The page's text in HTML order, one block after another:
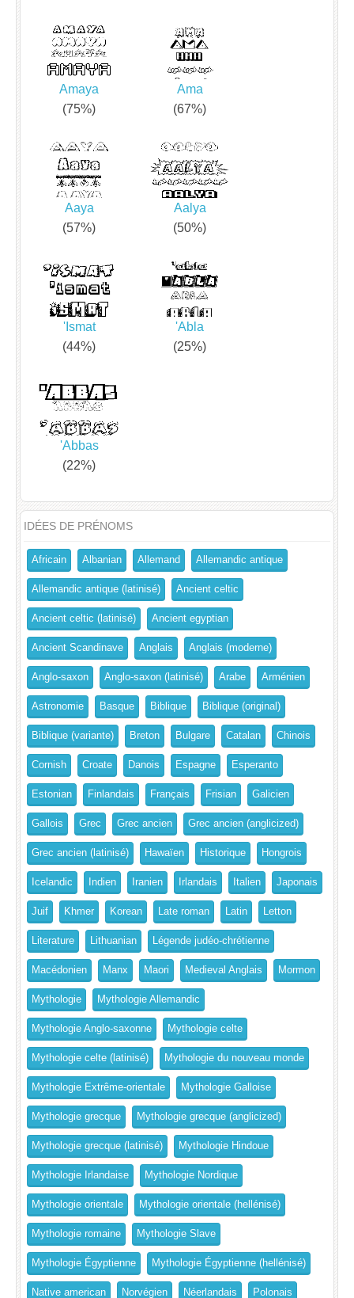
Amaya
(75%)
Ama
(67%)
Aaya
(57%)
Aalya
(50%)
'Ismat
(44%)
'Abla
(25%)
'Abbas
(22%)
IDÉES DE PRÉNOMS
Africain Albanian Allemand Allemandic antique
Allemandic antique (latinisé) Ancient celtic
Ancient celtic (latinisé) Ancient egyptian
Ancient Scandinave Anglais Anglais (moderne)
Anglo-saxon Anglo-saxon (latinisé) Arabe Arménien
Astronomie Basque Biblique Biblique (original)
Biblique (variante) Breton Bulgare Catalan Chinois
Cornish Croate Danois Espagne Esperanto
Estonian Finlandais Français Frisian Galicien
Gallois Grec Grec ancien Grec ancien (anglicized)
Grec ancien (latinisé) Hawaïen Historique Hongrois
Icelandic Indien Iranien Irlandais Italien Japonais
Juif Khmer Korean Late roman Latin Letton
Literature Lithuanian Légende judéo-chrétienne
Macédonien Manx Maori Medieval Anglais Mormon
Mythologie Mythologie Allemandic
Mythologie Anglo-saxonne Mythologie celte
Mythologie celte (latinisé) Mythologie du nouveau monde
Mythologie Extrême-orientale Mythologie Galloise
Mythologie grecque Mythologie grecque (anglicized)
Mythologie grecque (latinisé) Mythologie Hindoue
Mythologie Irlandaise Mythologie Nordique
Mythologie orientale Mythologie orientale (hellénisé)
Mythologie romaine Mythologie Slave
Mythologie Égyptienne Mythologie Égyptienne (hellénisé)
Native american Norvégien Néerlandais Polonais